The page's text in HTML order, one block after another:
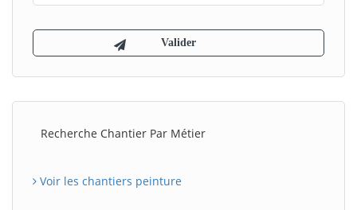
Recherche Chantier Par Métier
Voir les chantiers peinture